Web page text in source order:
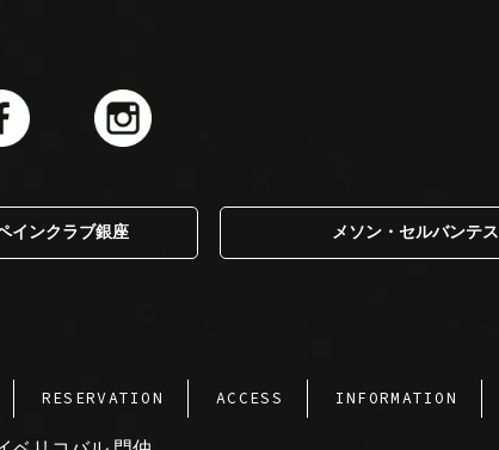
インクラブ銀座 メソン・セルバンテス
RESERVATION ACCESS INFORMATION